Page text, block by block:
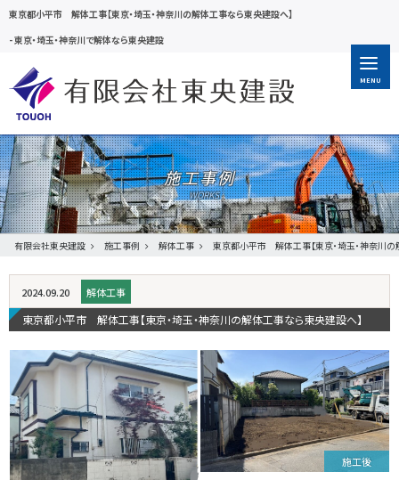
東京都小平市 解体工事【東京・埼玉・神奈川の解体工事なら東央建設へ】
-東京・埼玉・神奈川で解体なら東央建設
MENU
施工事例
有限会社東央建設 施工事例 解体工事 東京都小平市 解体工事【東京・埼玉・神奈川の
2024.09.20 解体工事
東京都小平市 解体工事【東京・埼玉・神奈川の解体工事なら東央建設へ】
施工後